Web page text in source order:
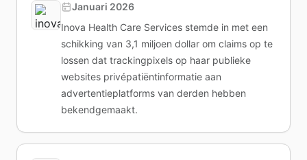
Januari 2026
Inova Health Care Services stemde in met een
schikking van 3,1 miljoen dollar om claims op te
lossen dat trackingpixels op haar publieke
websites privépatiëntinformatie aan
advertentieplatforms van derden hebben
bekendgemaakt.